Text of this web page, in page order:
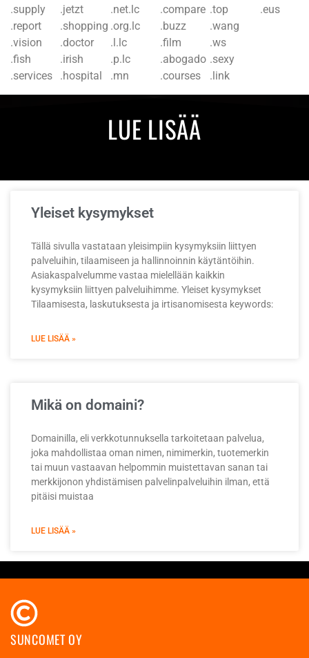
.supply
.report
.vision
.fish
.services
.jetzt
.shopping
.doctor
.irish
.hospital
.net.lc
.org.lc
.l.lc
.p.lc
.mn
.compare
.buzz
.film
.abogado
.courses
.top
.wang
.ws
.sexy
.link
.eus
LUE LISÄÄ
Yleiset kysymykset
Tällä sivulla vastataan yleisimpiin kysymyksiin liittyen
palveluihin, tilaamiseen ja hallinnoinnin käytäntöihin.
Asiakaspalvelumme vastaa mielellään kaikkin
kysymyksiin liittyen palveluihimme. Yleiset kysymykset
Tilaamisesta, laskutuksesta ja irtisanomisesta keywords:
LUE LISÄÄ »
Mikä on domaini?
Domainilla, eli verkkotunnuksella tarkoitetaan palvelua,
joka mahdollistaa oman nimen, nimimerkin, tuotemerkin
tai muun vastaavan helpommin muistettavan sanan tai
merkkijonon yhdistämisen palvelinpalveluihin ilman, että
pitäisi muistaa
LUE LISÄÄ »
SUNCOMET OY